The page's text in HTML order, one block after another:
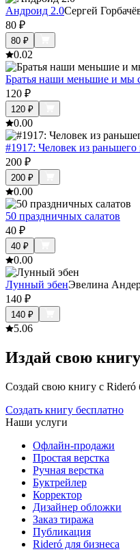
Андроид 2.0Сергей
80 ₽
80 ₽
0.02
Братья наши меньшие и мы
120 ₽
120 ₽
0.00
#1917: Человек из раньшего
200 ₽
200 ₽
0.00
50 праздничных салатов
40 ₽
40 ₽
0.00
Лунный эбенЭвелина
140 ₽
140 ₽
5.06
Издай свою книгу
Создай свою книгу с Rideró
Создать книгу бесплатно
Наши услуги
Офлайн-продажи
Простая верстка
Ручная верстка
Буктрейлер
Корректор
Дизайнер обложки
Заказ тиража
Публикация
Rideró для бизнеса